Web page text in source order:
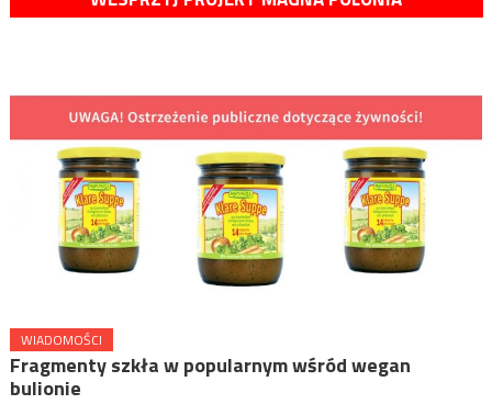
WIADOMOŚCI
Fragmenty szkła w popularnym wśród wegan
bulionie